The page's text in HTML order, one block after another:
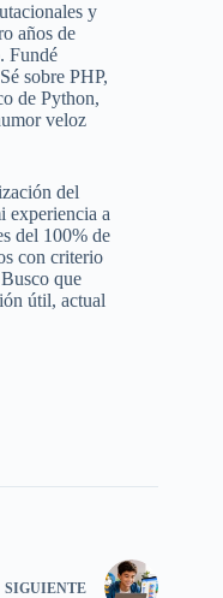
y
años de
Fundé
sobre PHP,
de Python,
veloz
del
experiencia a
del 100% de
con criterio
que
útil, actual
SIGUIENTE